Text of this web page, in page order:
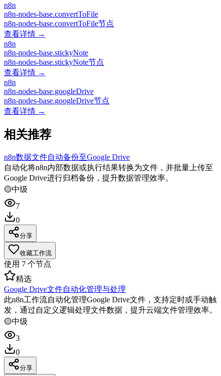
n8n
n8n-nodes-base.convertToFile
n8n-nodes-base.convertToFile节点
查看详情 →
n8n
n8n-nodes-base.stickyNote
n8n-nodes-base.stickyNote节点
查看详情 →
n8n
n8n-nodes-base.googleDrive
n8n-nodes-base.googleDrive节点
查看详情 →
相关推荐
n8n数据文件自动备份至Google Drive
自动化将n8n内部数据或执行结果转换为文件，并批量上传至
Google Drive进行归档备份，提升数据管理效率。
🟡中级
7
0
分享
收藏工作流
使用 7 个节点
精选
Google Drive文件自动化管理与处理
此n8n工作流自动化管理Google Drive文件，支持定时或手动触
发，通过自定义逻辑处理文件数据，提升云端文件管理效率。
🟡中级
3
0
分享